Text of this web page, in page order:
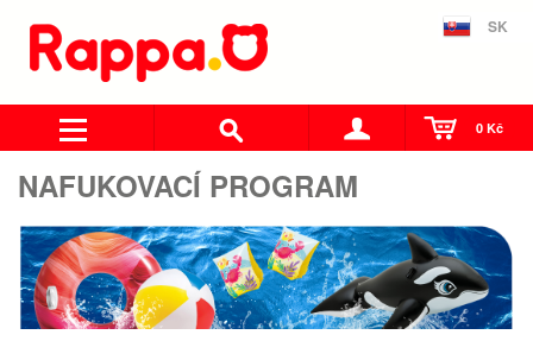
SK
0 Kč
NAFUKOVACÍ PROGRAM